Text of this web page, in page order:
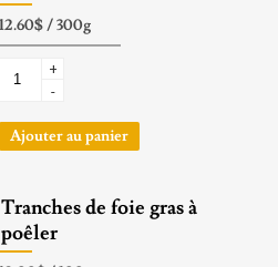
+
-
Ajouter au panier
Tranches de foie gras à
poêler